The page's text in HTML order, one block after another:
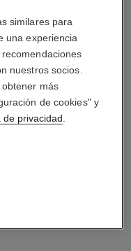
similares para
una experiencia
nuestros socios.
más
de cookies" y
de privacidad